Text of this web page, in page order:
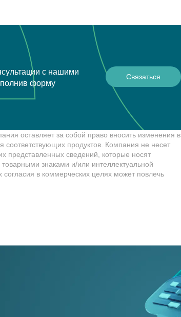
с нашими
форму
Связаться
оставляет за собой право вносить изменения в
соответствующих продуктов. Компания не несет
представленных сведений, которые носят
знаками и/или интеллектуальной
в коммерческих целях может повлечь